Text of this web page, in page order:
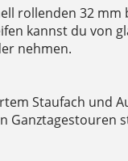
rollenden 32 mm
kannst du von
nehmen.
Staufach und
Ganztagestouren